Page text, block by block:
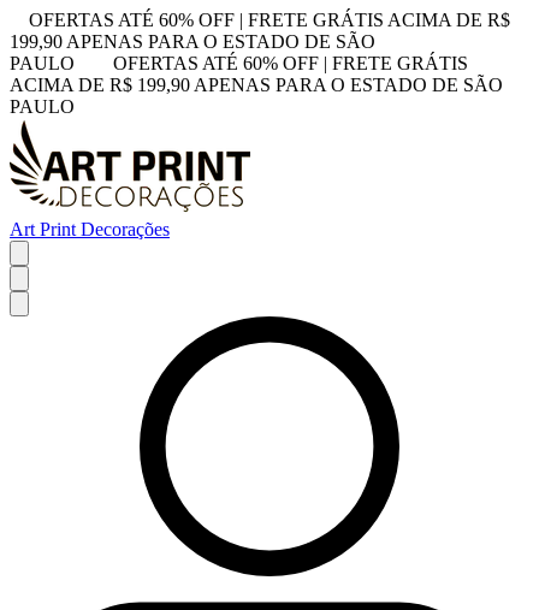
OFERTAS ATÉ 60% OFF | FRETE GRÁTIS ACIMA DE R$
199,90 APENAS PARA O ESTADO DE SÃO
PAULO
OFERTAS ATÉ 60% OFF | FRETE GRÁTIS
ACIMA DE R$ 199,90 APENAS PARA O ESTADO DE SÃO
PAULO
Art Print Decorações